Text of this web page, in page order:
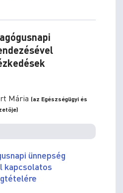
Mária (az Egészségügyi és
ünnepség
kapcsolatos